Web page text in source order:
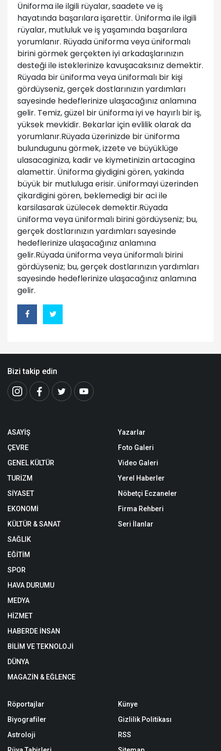
Üniforma ile ilgili rüyalar, saadete ve iş
hayatında başarılara işarettir. Üniforma ile ilgili
rüyalar, mutluluk ve iş yaşamında başarılara
yorumlanır. Rüyada üniforma veya üniformalı
birini görmek gerçekten iyi arkadaşlarınızın
desteği ile isteklerinize kavuşacaksınız demektir.
Rüyada bir üniforma veya üniformalı bir kişi
gördüyseniz, gerçek dostlarınızın yardımları
sayesinde hedeflerinize ulaşacağınız anlamına
gelir. Temiz, güzel bir üniforma iyi ve hayırlı bir iş,
yüksek mevkidir. Bekarlar için evlilik olarak da
yorumlanır.Rüyada üzerinizde bir üniforma
bulundugunu görmek, izzete ve büyüklüge
ulasacaginiza, kadir ve kiymetinizin artacagina
alamettir. Üniforma giydigini gören, yakinda
büyük bir mutluluga erisir. üniformayi üzerinden
çikardigini gören, beklemedigi bir aci ile
karsilasarak üzülecek demektir.Rüyada
üniforma veya üniformalı birini gördüyseniz; bu,
gerçek dostlarınızın yardımları sayesinde
hedeflerinize ulaşacağınız anlamına
gelir.Rüyada üniforma veya üniformalı birini
gördüyseniz; bu, gerçek dostlarınızın yardımları
sayesinde hedeflerinize ulaşacağınız anlamına
gelir.
Bizi takip edin
ASAYİŞ
ÇEVRE
GENEL KÜLTÜR
TURİZM
SİYASET
EKONOMİ
KÜLTÜR & SANAT
SAĞLIK
EĞİTİM
SPOR
HAVA DURUMU
MEDYA
HİZMET
HABERDE İNSAN
BİLİM VE TEKNOLOJİ
DÜNYA
MAGAZİN & EĞLENCE
Yazarlar
Foto Galeri
Video Galeri
Yerel Haberler
Nöbetçi Eczaneler
Firma Rehberi
Seri İlanlar
Röportajlar
Biyografiler
Astroloji
Künye
Gizlilik Politikası
RSS